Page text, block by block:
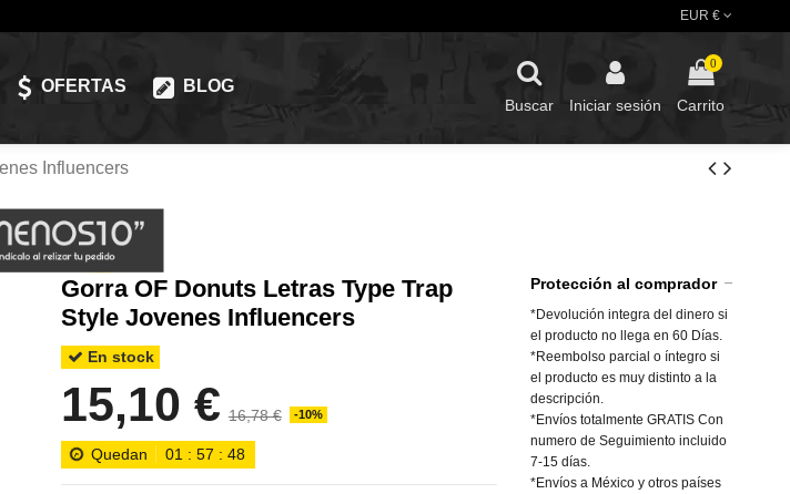
EUR €
OFERTAS BLOG
Buscar Iniciar sesión
0
Carrito
Influencers
Gorra OF Donuts Letras Type Trap
Style Jovenes Influencers
En stock
15,10 € 16,78 € -10%
Quedan 01 :57 :46
Protección al comprador
*Devolución integra del dinero si
el producto no llega en 60 Días.
*Reembolso parcial o íntegro si
el producto es muy distinto a la
descripción.
*Envíos totalmente GRATIS Con
numero de Seguimiento incluido
7-15 días.
*Envíos a México y otros países